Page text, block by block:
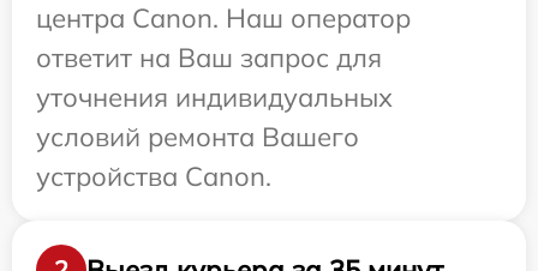
центра Canon. Наш оператор
ответит на Ваш запрос для
уточнения индивидуальных
условий ремонта Вашего
устройства Canon.